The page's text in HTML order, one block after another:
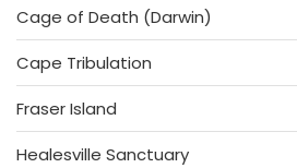
Cage of Death (Darwin)
Cape Tribulation
Fraser Island
Healesville Sanctuary